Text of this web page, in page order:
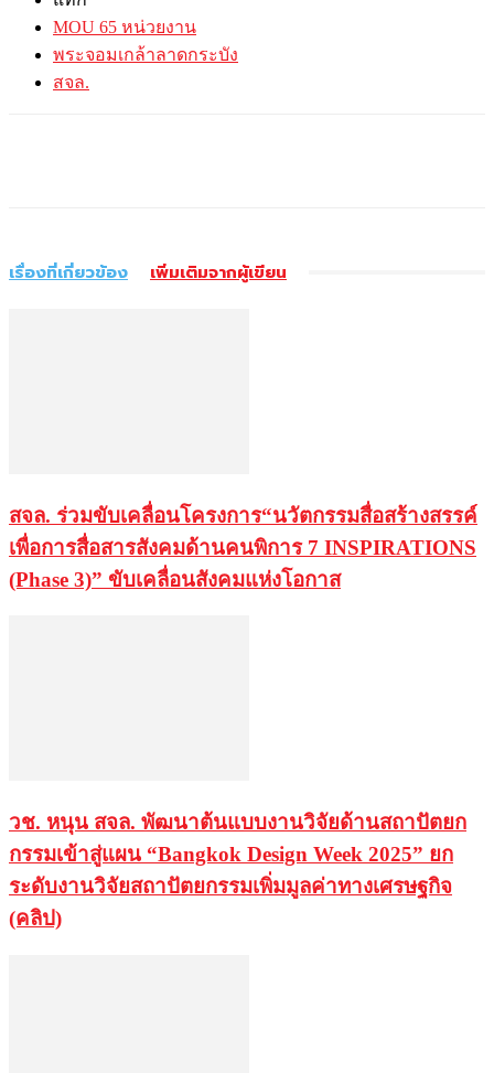
MOU 65 หน่วยงาน
พระจอมเกล้าลาดกระบัง
สจล.
เรื่องที่เกี่ยวข้อง เพิ่มเติมจากผู้เขียน
สจล. ร่วมขับเคลื่อนโครงการ“นวัตกรรมสื่อสร้างสรรค์
เพื่อการสื่อสารสังคมด้านคนพิการ 7 INSPIRATIONS
(Phase 3)” ขับเคลื่อนสังคมแห่งโอกาส
วช. หนุน สจล. พัฒนาต้นแบบงานวิจัยด้านสถาปัตยก
กรรมเข้าสู่แผน “Bangkok Design Week 2025” ยก
ระดับงานวิจัยสถาปัตยกรรมเพิ่มมูลค่าทางเศรษฐกิจ
(คลิป)